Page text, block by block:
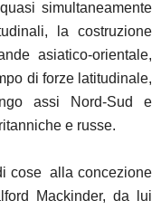
simultaneamente
la costruzione
asiatico-orientale,
di forze latitudinale,
assi Nord-Sud e
e russe.
cose alla concezione
Mackinder, da lui